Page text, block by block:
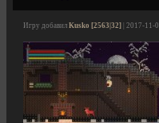
Игру добавил Kusko [2563|32] | 2017-11-